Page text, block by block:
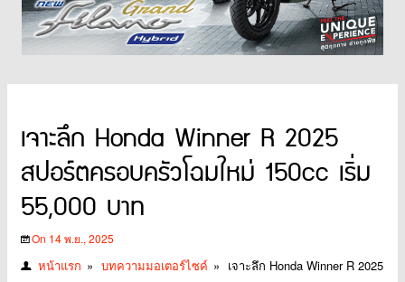
เจาะลึก Honda Winner R 2025
สปอร์ตครอบครัวโฉมใหม่ 150cc เริ่ม
55,000 บาท
On 14 พ.ย., 2025
หน้าแรก » บทความมอเตอร์ไซค์ » เจาะลึก Honda Winner R 2025